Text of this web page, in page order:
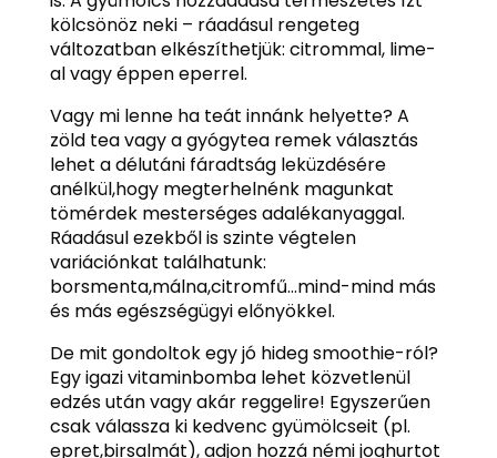
kölcsönöz neki – ráadásul rengeteg
változatban elkészíthetjük: citrommal, lime-
al vagy éppen eperrel.
Vagy mi lenne ha teát innánk helyette? A
zöld tea vagy a gyógytea remek választás
lehet a délutáni fáradtság leküzdésére
anélkül,hogy megterhelnénk magunkat
tömérdek mesterséges adalékanyaggal.
Ráadásul ezekből is szinte végtelen
variációnkat találhatunk:
borsmenta,málna,citromfű…mind-mind más
és más egészségügyi előnyökkel.
De mit gondoltok egy jó hideg smoothie-ról?
Egy igazi vitaminbomba lehet közvetlenül
edzés után vagy akár reggelire! Egyszerűen
csak válassza ki kedvenc gyümölcseit (pl.
epret,birsalmát), adjon hozzá némi joghurtot